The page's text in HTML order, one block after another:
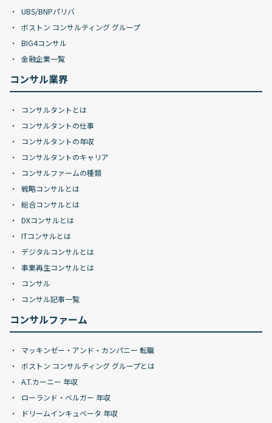
UBS/BNPパリバ
ボストン コンサルティング グループ
BIG4コンサル
金融企業一覧
コンサル業界
コンサルタントとは
コンサルタントの仕事
コンサルタントの年収
コンサルタントのキャリア
コンサルファームの種類
戦略コンサルとは
総合コンサルとは
DXコンサルとは
ITコンサルとは
デジタルコンサルとは
事業再生コンサルとは
コンサル
コンサル記事一覧
コンサルファーム
マッキンゼー・アンド・カンパニー 転職
ボストン コンサルティング グループとは
A.T.カーニー 年収
ローランド・ベルガー 年収
ドリームインキュベータ 年収